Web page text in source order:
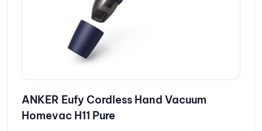
ANKER Eufy Cordless Hand Vacuum
Homevac H11 Pure